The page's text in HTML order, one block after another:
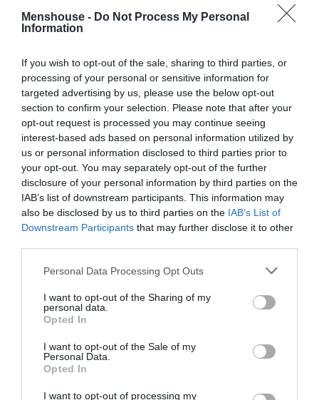
Menshouse - Do Not Process My Personal
Information
If you wish to opt-out of the sale, sharing to third parties, or
processing of your personal or sensitive information for
targeted advertising by us, please use the below opt-out
section to confirm your selection. Please note that after your
opt-out request is processed you may continue seeing
interest-based ads based on personal information utilized by
us or personal information disclosed to third parties prior to
your opt-out. You may separately opt-out of the further
disclosure of your personal information by third parties on the
IAB’s list of downstream participants. This information may
also be disclosed by us to third parties on the IAB’s List of
Downstream Participants that may further disclose it to other
Personal Data Processing Opt Outs
I want to opt-out of the Sharing of my
personal data.
Opted In
I want to opt-out of the Sale of my
Personal Data.
Opted In
I want to opt-out of processing my
3.Μπορείς να καις ακόμα τα φαγητά σου. Επιχείρησες
έδωσες στα γατιά, για να παραγγείλεις ιταλικό απ΄έξω.
Καλή επιλογή. Τα δαμάσκηνα δεν πάνε με τις ταλιατέλες.
Κι αν πάνε δεν είμαι υποχρεωμένος να το ξέρω. Κι εγώ
τα καίω τα φαγητά μου.